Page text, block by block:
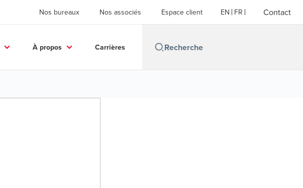
Nos bureaux Nos associés Espace client EN FR Contact
À propos Carrières